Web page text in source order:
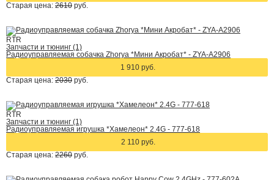
Старая цена: 2610 руб.
RTR
Запчасти и тюнинг (1)
Радиоуправляемая собачка Zhorya *Мини Акробат* - ZYA-A2906
1 910 руб.
Старая цена: 2030 руб.
RTR
Запчасти и тюнинг (1)
Радиоуправляемая игрушка *Хамелеон* 2.4G - 777-618
2 110 руб.
Старая цена: 2260 руб.